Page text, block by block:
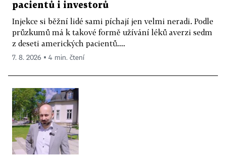
pacientů i investorů
Injekce si běžní lidé sami píchají jen velmi neradi. Podle
průzkumů má k takové formě užívání léků averzi sedm
z deseti amerických pacientů....
7. 8. 2026 ▪ 4 min. čtení